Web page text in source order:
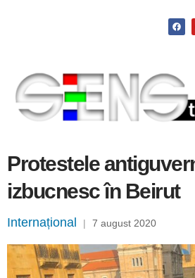
Protestele
izbucnesc în Beirut
Internațional | 7 august 2020